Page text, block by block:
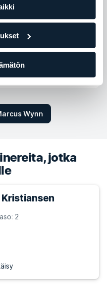
Wynn
jotka
2